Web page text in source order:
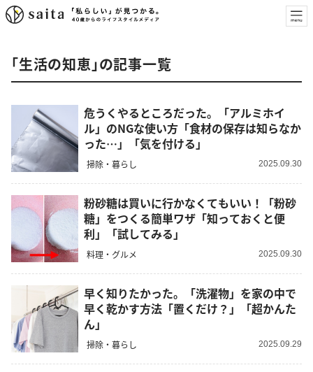
「生活の知恵」の記事一覧
危うくやるところだった。「アルミホイ
ル」のNGな使い方「食材の保存は知らなか
った…」「気を付ける」
掃除・暮らし 2025.09.30
粉砂糖は買いに行かなくてもいい！「粉砂
糖」をつくる簡単ワザ「知っておくと便
利」「試してみる」
料理・グルメ 2025.09.30
早く知りたかった。「洗濯物」を家の中で
早く乾かす方法「置くだけ？」「超かんた
ん」
掃除・暮らし 2025.09.29